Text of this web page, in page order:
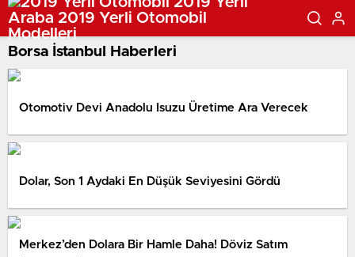
Borsa İstanbul Haberleri
Otomotiv Devi Anadolu Isuzu Üretime Ara Verecek
Dolar, Son 1 Aydaki En Düşük Seviyesini Gördü
Merkez’den Dolara Bir Hamle Daha! Döviz Satım